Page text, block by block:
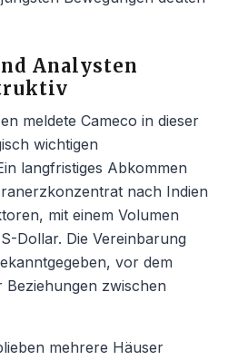
Analysten
meldete Cameco in dieser
wichtigen
langfristiges Abkommen
nach Indien
mit einem Volumen
Dollar. Die Vereinbarung
vor dem
zwischen
mehrere Häuser